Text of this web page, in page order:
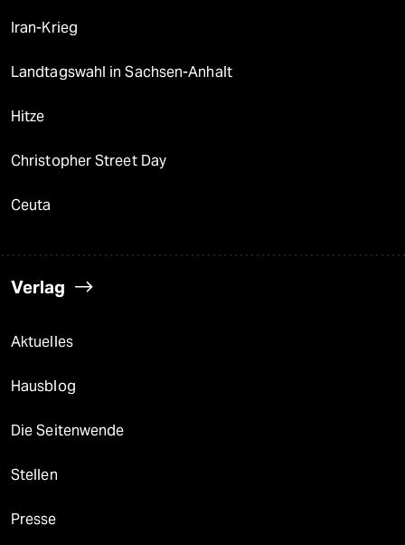
Iran-Krieg
Landtagswahl in Sachsen-Anhalt
Hitze
Christopher Street Day
Ceuta
Verlag
Aktuelles
Hausblog
Die Seitenwende
Stellen
Presse